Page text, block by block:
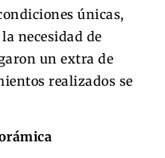
únicas,
necesidad de
un extra de
realizados se